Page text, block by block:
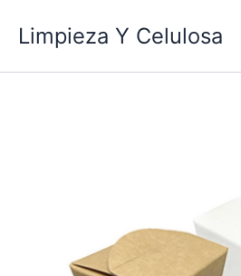
contenido
Limpieza Y Celulosa